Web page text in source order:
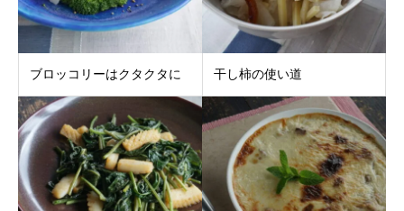
ブロッコリーはクタクタに 干し柿の使い道